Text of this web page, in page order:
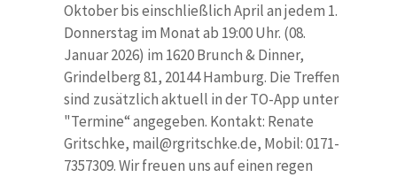
Oktober bis einschließlich April an jedem 1.
Donnerstag im Monat ab 19:00 Uhr. (08.
Januar 2026) im 1620 Brunch & Dinner,
Grindelberg 81, 20144 Hamburg. Die Treffen
sind zusätzlich aktuell in der TO-App unter
"Termine“ angegeben. Kontakt: Renate
Gritschke, mail@rgritschke.de, Mobil: 0171-
7357309. Wir freuen uns auf einen regen